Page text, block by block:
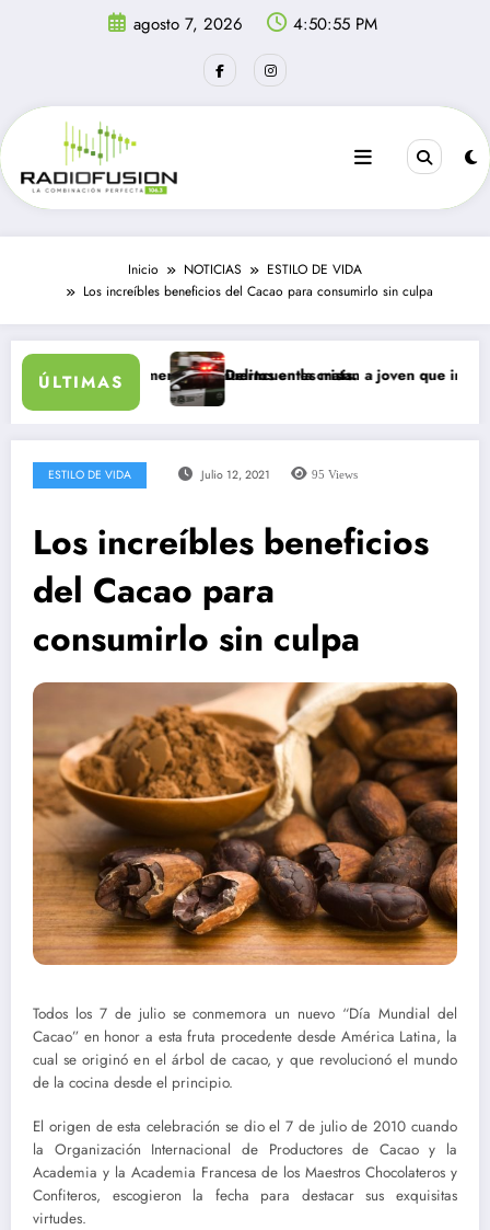
agosto 7, 2026 4:50:55 PM
Inicio NOTICIAS
ESTILO DE VIDA
Los increíbles beneficios del Cacao para consumirlo sin culpa
ÚLTIMAS
un día: al menos 34 muertos en la crisis.Delincuentes matan a joven que intentó
ESTILO DE VIDA Julio 12, 2021 95 Views
Los increíbles beneficios
del Cacao para
consumirlo sin culpa
Todos los 7 de julio se conmemora un nuevo “Día Mundial del
Cacao” en honor a esta fruta procedente desde América Latina, la
cual se originó en el árbol de cacao, y que revolucionó el mundo
de la cocina desde el principio.
El origen de esta celebración se dio el 7 de julio de 2010 cuando
la Organización Internacional de Productores de Cacao y la
Academia y la Academia Francesa de los Maestros Chocolateros y
Confiteros, escogieron la fecha para destacar sus exquisitas
virtudes.